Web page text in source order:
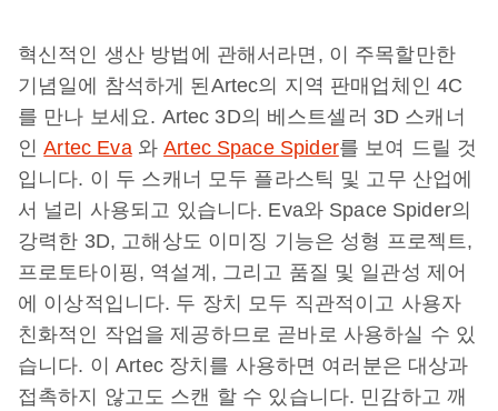
혁신적인 생산 방법에 관해서라면, 이 주목할만한
기념일에 참석하게 된Artec의 지역 판매업체인 4C
를 만나 보세요. Artec 3D의 베스트셀러 3D 스캐너
인Artec Eva와Artec Space Spider를 보여 드릴 것
입니다. 이 두 스캐너 모두 플라스틱 및 고무 산업에
서 널리 사용되고 있습니다. Eva와 Space Spider의
강력한 3D, 고해상도 이미징 기능은 성형 프로젝트,
프로토타이핑, 역설계, 그리고 품질 및 일관성 제어
에 이상적입니다. 두 장치 모두 직관적이고 사용자
친화적인 작업을 제공하므로 곧바로 사용하실 수 있
습니다. 이 Artec 장치를 사용하면 여러분은 대상과
접촉하지 않고도 스캔 할 수 있습니다. 민감하고 깨